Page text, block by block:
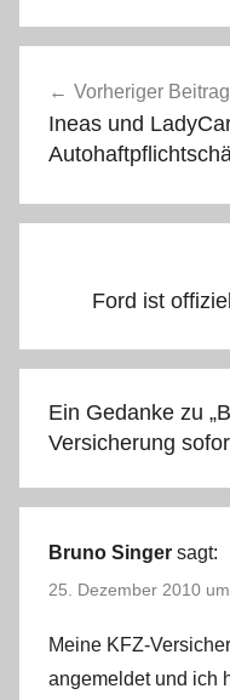
Vorheriger Beitrag
Ineas und
Ford ist
Ein Gedanke zu „
Versicherung
Bruno Singer sagt:
25. Dezember 2010
Meine KFZ-
angemeldet und ich